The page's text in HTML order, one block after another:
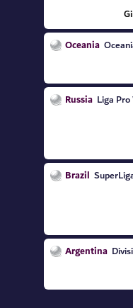
Oceania
Russia Liga
Brazil
Argentina